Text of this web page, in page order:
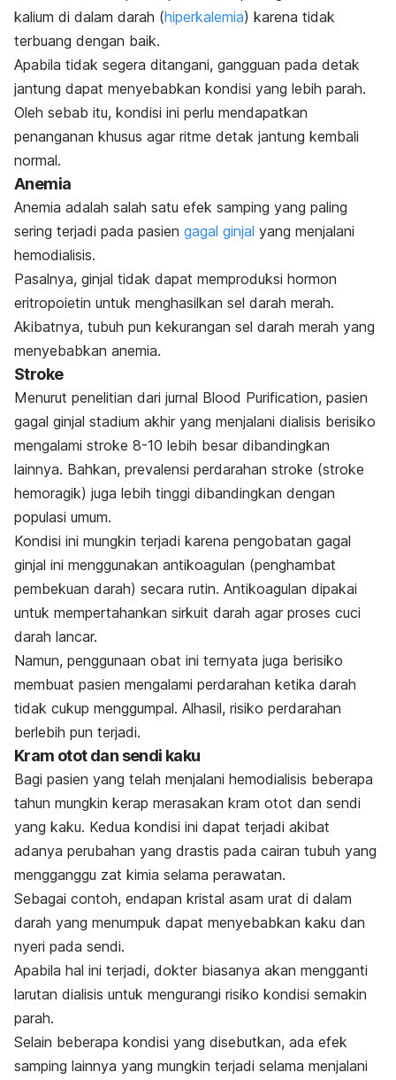
kalium di dalam darah (hiperkalemia) karena tidak
terbuang dengan baik.
Apabila tidak segera ditangani, gangguan pada detak
jantung dapat menyebabkan kondisi yang lebih parah.
Oleh sebab itu, kondisi ini perlu mendapatkan
penanganan khusus agar ritme detak jantung kembali
normal.
Anemia
Anemia adalah salah satu efek samping yang paling
sering terjadi pada pasien gagal ginjal yang menjalani
hemodialisis.
Pasalnya, ginjal tidak dapat memproduksi hormon
eritropoietin untuk menghasilkan sel darah merah.
Akibatnya, tubuh pun kekurangan sel darah merah yang
menyebabkan anemia.
Stroke
Menurut penelitian dari jurnal Blood Purification, pasien
gagal ginjal stadium akhir yang menjalani dialisis berisiko
mengalami stroke 8-10 lebih besar dibandingkan
lainnya. Bahkan, prevalensi perdarahan stroke (stroke
hemoragik) juga lebih tinggi dibandingkan dengan
populasi umum.
Kondisi ini mungkin terjadi karena pengobatan gagal
ginjal ini menggunakan antikoagulan (penghambat
pembekuan darah) secara rutin. Antikoagulan dipakai
untuk mempertahankan sirkuit darah agar proses cuci
darah lancar.
Namun, penggunaan obat ini ternyata juga berisiko
membuat pasien mengalami perdarahan ketika darah
tidak cukup menggumpal. Alhasil, risiko perdarahan
berlebih pun terjadi.
Kram otot dan sendi kaku
Bagi pasien yang telah menjalani hemodialisis beberapa
tahun mungkin kerap merasakan kram otot dan sendi
yang kaku. Kedua kondisi ini dapat terjadi akibat
adanya perubahan yang drastis pada cairan tubuh yang
mengganggu zat kimia selama perawatan.
Sebagai contoh, endapan kristal asam urat di dalam
darah yang menumpuk dapat menyebabkan kaku dan
nyeri pada sendi.
Apabila hal ini terjadi, dokter biasanya akan mengganti
larutan dialisis untuk mengurangi risiko kondisi semakin
parah.
Selain beberapa kondisi yang disebutkan, ada efek
samping lainnya yang mungkin terjadi selama menjalani